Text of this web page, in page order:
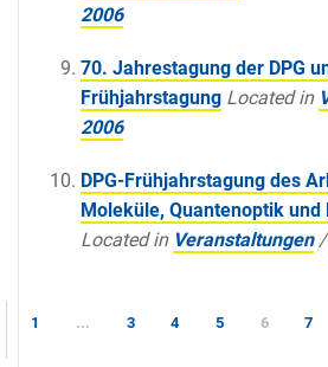
2006
70. Jahrestagung der DPG
Frühjahrstagung Located in
2006
DPG-Frühjahrstagung des
Moleküle, Quantenoptik und
Located in Veranstaltungen /
1 ... 3 4 5 6 7